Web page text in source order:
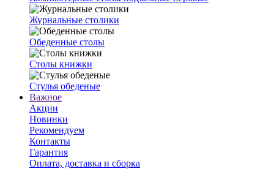
Журнальные столики
Обеденные столы
Столы книжки
Стулья обеденые
Важное
Акции
Новинки
Рекомендуем
Контакты
Гарантия
Оплата, доставка и сборка